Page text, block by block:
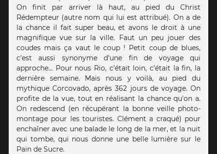
On finit par arriver là haut, au pied du Christ
Rédempteur (autre nom qui lui est attribué). On a de
la chance il fait super beau, et avons le droit à une
magnifique vue sur la ville. Faut un peu jouer des
coudes mais ça vaut le coup ! Petit coup de blues,
c'est aussi synonyme d'une fin de voyage qui
approche... Pour nous Rio, c'était loin, c'était la fin, la
dernière semaine. Mais nous y voilà, au pied du
mythique Corcovado, après 362 jours de voyage. On
profite de la vue, tout en réalisant la chance qu'on a.
On redescend (en récupérant la bonne veille photo-
montage pour les touristes. Clément a craqué) pour
enchaîner avec une balade le long de la mer, et la nuit
qui tombe, qui nous donne une belle lumière sur le
Pain de Sucre.